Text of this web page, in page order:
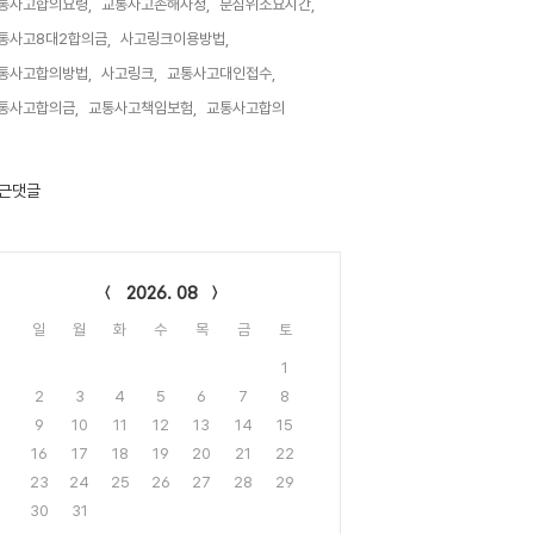
사고합의요령,
교통사고손해사정,
분심위소요시간,
사고8대2합의금,
사고링크이용방법,
사고합의방법,
사고링크,
교통사고대인접수,
사고합의금,
교통사고책임보험, 교통사고합의,
댓글
2026. 08
일 월 화 수 목 금 토
1
2
3 4 5 6 7
8
9
10 11 12 13 14
15
16
17 18 19 20 21
22
23
24 25 26 27 28
29
30
31